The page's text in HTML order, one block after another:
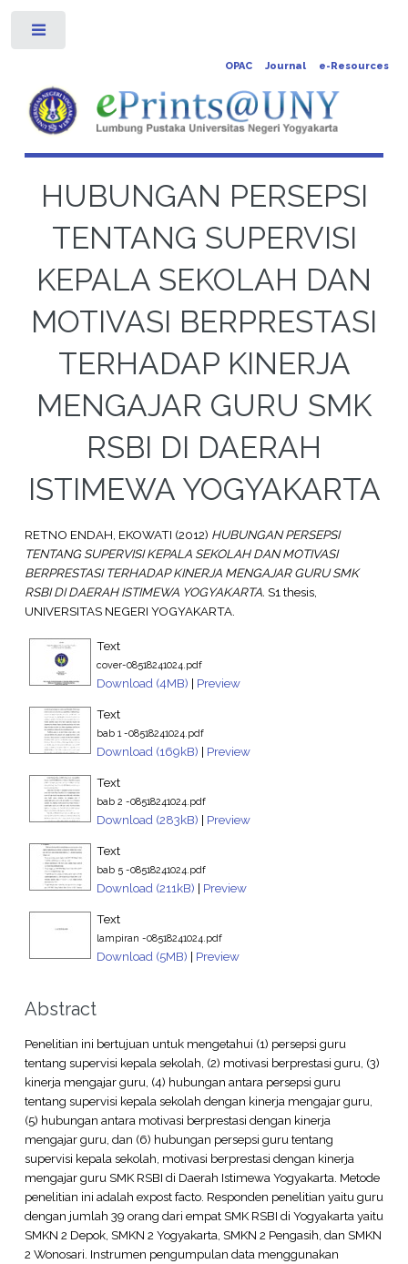
OPAC Journal e-Resources
HUBUNGAN PERSEPSI
TENTANG SUPERVISI
KEPALA SEKOLAH DAN
MOTIVASI BERPRESTASI
TERHADAP KINERJA
MENGAJAR GURU SMK
RSBI DI DAERAH
ISTIMEWA YOGYAKARTA
RETNO ENDAH, EKOWATI (2012) HUBUNGAN PERSEPSI
TENTANG SUPERVISI KEPALA SEKOLAH DAN MOTIVASI
BERPRESTASI TERHADAP KINERJA MENGAJAR GURU SMK
RSBI DI DAERAH ISTIMEWA YOGYAKARTA. S1 thesis,
UNIVERSITAS NEGERI YOGYAKARTA.
Text
cover-08518241024.pdf
Download (4MB) | Preview
Text
bab 1 -08518241024.pdf
Download (169kB) | Preview
Text
bab 2 -08518241024.pdf
Download (283kB) | Preview
Text
bab 5 -08518241024.pdf
Download (211kB) | Preview
Text
lampiran -08518241024.pdf
Download (5MB) | Preview
Abstract
Penelitian ini bertujuan untuk mengetahui (1) persepsi guru
tentang supervisi kepala sekolah, (2) motivasi berprestasi guru, (3)
kinerja mengajar guru, (4) hubungan antara persepsi guru
tentang supervisi kepala sekolah dengan kinerja mengajar guru,
(5) hubungan antara motivasi berprestasi dengan kinerja
mengajar guru, dan (6) hubungan persepsi guru tentang
supervisi kepala sekolah, motivasi berprestasi dengan kinerja
mengajar guru SMK RSBI di Daerah Istimewa Yogyakarta. Metode
penelitian ini adalah expost facto. Responden penelitian yaitu guru
dengan jumlah 39 orang dari empat SMK RSBI di Yogyakarta yaitu
SMKN 2 Depok, SMKN 2 Yogyakarta, SMKN 2 Pengasih, dan SMKN
2 Wonosari. Instrumen pengumpulan data menggunakan